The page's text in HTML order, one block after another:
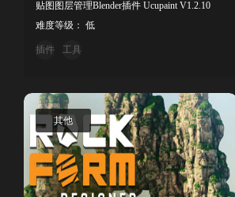
贴图图层管理Blender插件 Ucupaint V1.2.10
难度等级： 低
插件 工具
其他